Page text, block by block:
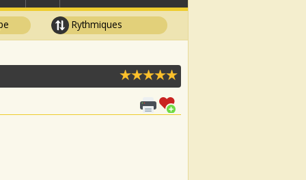
Rythmiques